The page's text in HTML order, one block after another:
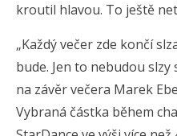
kroutil hlavou. To ještě
„Každý večer zde končí
bude. Jen to nebudou
na závěr večera Marek
Vybraná částka během